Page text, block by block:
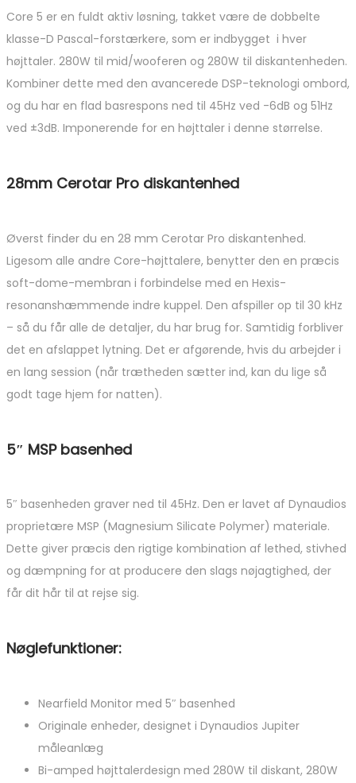
Core 5 er en fuldt aktiv løsning, takket være de dobbelte
klasse-D Pascal-forstærkere, som er indbygget i hver
højttaler. 280W til mid/wooferen og 280W til diskantenheden.
Kombiner dette med den avancerede DSP-teknologi ombord,
og du har en flad basrespons ned til 45Hz ved -6dB og 51Hz
ved ±3dB. Imponerende for en højttaler i denne størrelse.
28mm Cerotar Pro diskantenhed
Øverst finder du en 28 mm Cerotar Pro diskantenhed.
Ligesom alle andre Core-højttalere, benytter den en præcis
soft-dome-membran i forbindelse med en Hexis-
resonanshæmmende indre kuppel. Den afspiller op til 30 kHz
– så du får alle de detaljer, du har brug for. Samtidig forbliver
det en afslappet lytning. Det er afgørende, hvis du arbejder i
en lang session (når trætheden sætter ind, kan du lige så
godt tage hjem for natten).
5″ MSP basenhed
5″ basenheden graver ned til 45Hz. Den er lavet af Dynaudios
proprietære MSP (Magnesium Silicate Polymer) materiale.
Dette giver præcis den rigtige kombination af lethed, stivhed
og dæmpning for at producere den slags nøjagtighed, der
får dit hår til at rejse sig.
Nøglefunktioner:
Nearfield Monitor med 5″ basenhed
Originale enheder, designet i Dynaudios Jupiter
måleanlæg
Bi-amped højttalerdesign med 280W til diskant, 280W